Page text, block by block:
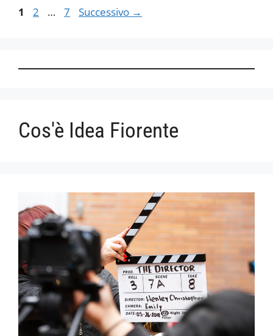
Pagina
1 Pagina
2 … Pagina
7 Successivo →
Cos'è Idea Fiorente